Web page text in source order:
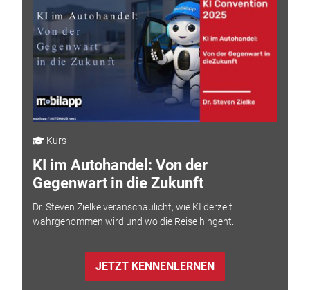
Kurs
KI im Autohandel: Von der
Gegenwart in die Zukunft
Dr. Steven Zielke veranschaulicht, wie KI derzeit
wahrgenommen wird und wo die Reise hingeht.
JETZT KENNENLERNEN